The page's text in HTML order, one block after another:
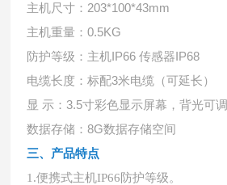
主机尺寸： 203*100*43mm
主机重量：0.5KG
防护等级：主机IP66 传感器IP68
电缆长度：标配3米电缆（可延长）
显 示：3.5寸彩色显示屏幕，背光可调
数据存储：8G数据存储空间
三、产品特点
1.便携式主机IP66防护等级。